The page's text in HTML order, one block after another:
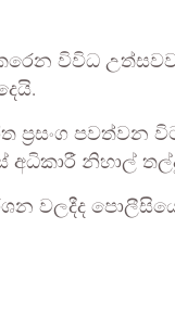
විවිධ
පවත්වන
අධිකාරී නිහාල්
වලදීද